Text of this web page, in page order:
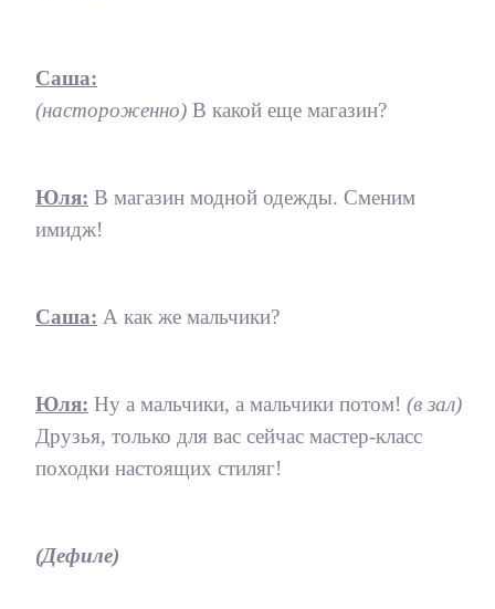
Саша:
(настороженно) В какой еще магазин?
Юля: В магазин модной одежды. Сменим
имидж!
Саша: А как же мальчики?
Юля: Ну а мальчики, а мальчики потом! (в зал)
Друзья, только для вас сейчас мастер-класс
походки настоящих стиляг!
(Дефиле)